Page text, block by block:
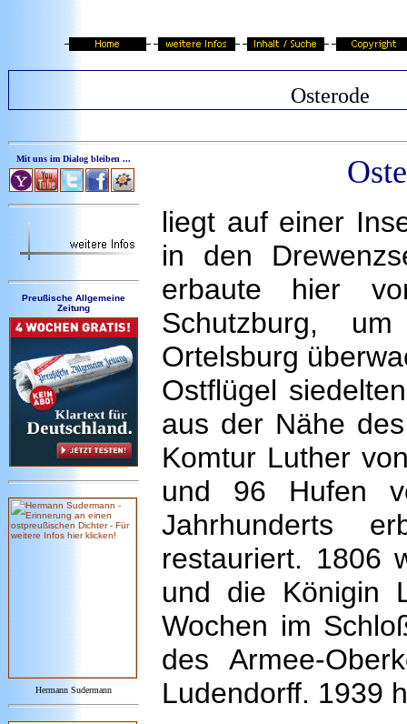
Osterode
Mit uns im Dialog bleiben ...
Preußische Allgemeine
Zeitung
Hermann Sudermann
liegt auf einer
in den
erbaute hier
Schutzburg,
Ortelsburg
Ostflügel
aus der Nähe
Komtur Luther
und 96 Hufen
Jahrhunderts
restauriert. 1806
und die Königin
Wochen im
des Armee-
Ludendorff. 1939